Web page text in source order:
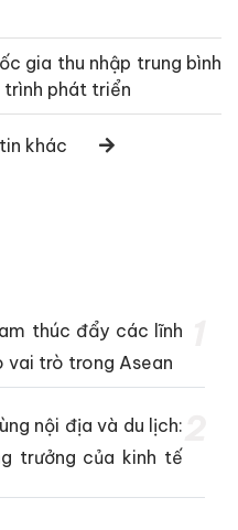
gia thu nhập trung bình
trình phát triển
khác
thúc đẩy các lĩnh
vai trò trong Asean
nội địa và du lịch:
trưởng của kinh tế